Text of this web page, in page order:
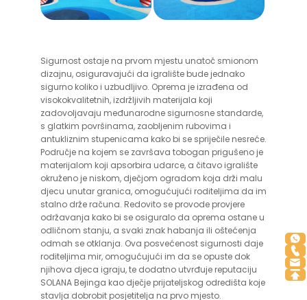
Sigurnost ostaje na prvom mjestu unatoč smionom
dizajnu, osiguravajući da igralište bude jednako
sigurno koliko i uzbudljivo. Oprema je izrađena od
visokokvalitetnih, izdržljivih materijala koji
zadovoljavaju međunarodne sigurnosne standarde,
s glatkim površinama, zaobljenim rubovima i
antukliznim stupenicama kako bi se spriječile nesreće.
Područje na kojem se završava tobogan prigušeno je
materijalom koji apsorbira udarce, a čitavo igralište
okruženo je niskom, dječjom ogradom koja drži malu
djecu unutar granica, omogućujući roditeljima da im
stalno drže računa. Redovito se provode provjere
održavanja kako bi se osiguralo da oprema ostane u
odličnom stanju, a svaki znak habanja ili oštećenja
odmah se otklanja. Ova posvećenost sigurnosti daje
roditeljima mir, omogućujući im da se opuste dok
njihova djeca igraju, te dodatno utvrđuje reputaciju
SOLANA Bejinga kao dječje prijateljskog odredišta koje
stavlja dobrobit posjetitelja na prvo mjesto.